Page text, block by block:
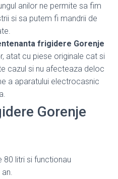
anilor ne permite sa fim
si sa putem fi mandrii de
frigidere Gorenje
atat cu piese originale cat si
cazul si nu afecteaza deloc
a aparatului electrocasnic
Gorenje
litri si functionau